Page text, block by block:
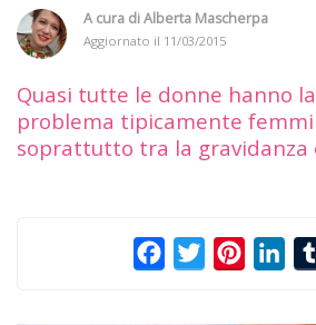
A cura diAlberta Mascherpa
Aggiornato il 11/03/2015
Quasi tutte le donne hanno
problema tipicamente
soprattutto tra la gravidanza
FacebookTwitterPinterest